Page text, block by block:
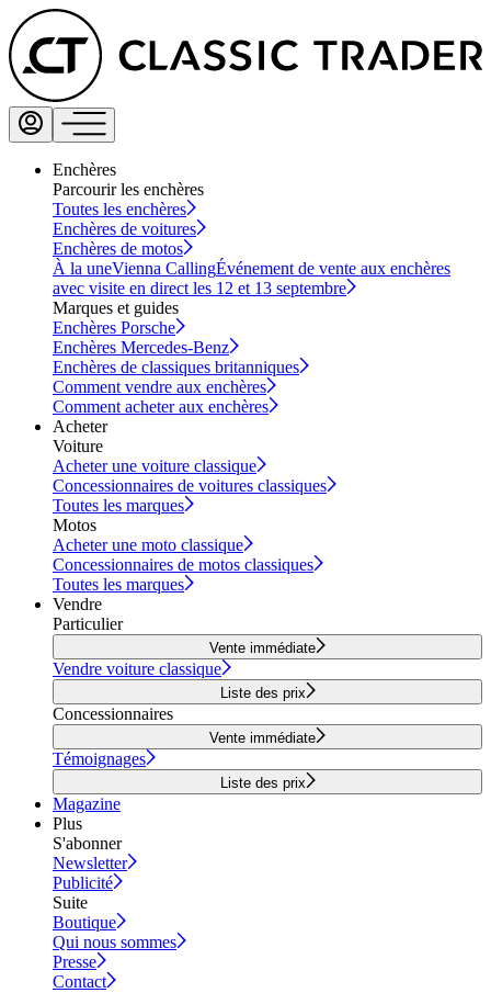
Enchères
Parcourir les enchères
Toutes les enchères
Enchères de voitures
Enchères de motos
À la uneVienna CallingÉvénement de vente aux enchères
avec visite en direct les 12 et 13 septembre
Marques et guides
Enchères Porsche
Enchères Mercedes-Benz
Enchères de classiques britanniques
Comment vendre aux enchères
Comment acheter aux enchères
Acheter
Voiture
Acheter une voiture classique
Concessionnaires de voitures classiques
Toutes les marques
Motos
Acheter une moto classique
Concessionnaires de motos classiques
Toutes les marques
Vendre
Particulier
Vente immédiate
Vendre voiture classique
Liste des prix
Concessionnaires
Vente immédiate
Témoignages
Liste des prix
Magazine
Plus
S'abonner
Newsletter
Publicité
Suite
Boutique
Qui nous sommes
Presse
Contact